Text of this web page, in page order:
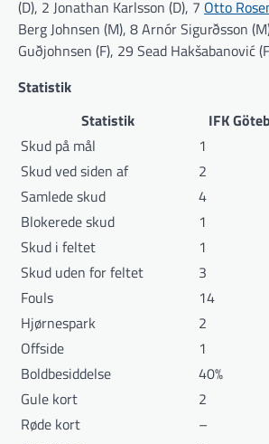
(D), 2 Jonathan Karlsson (D), 7 Otto
Berg Johnsen (M), 8 Arnór Sigurðsson
Guðjohnsen (F), 29 Sead Hakšabanović
Statistik
Statistik
IFK
Skud på mål
1
Skud ved siden af
2
Samlede skud
4
Blokerede skud
1
Skud i feltet
1
Skud uden for feltet
3
Fouls
14
Hjørnespark
2
Offside
1
Boldbesiddelse
40%
Gule kort
2
Røde kort
–